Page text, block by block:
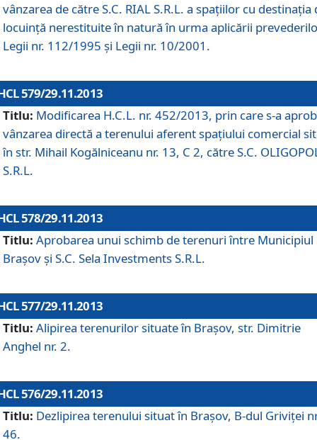
vânzarea de către S.C. RIAL S.R.L. a spaţiilor cu destinaţia
locuinţă nerestituite în natură în urma aplicării
Legii nr. 112/1995 şi Legii nr. 10/2001.
579/29.11.2013
Titlu: Modificarea H.C.L. nr. 452/2013, prin care s-a
vânzarea directă a terenului aferent spaţiului comercial
în str. Mihail Kogălniceanu nr. 13, C 2, către S.C.
S.R.L.
578/29.11.2013
Titlu: Aprobarea unui schimb de terenuri între Municipiul
Braşov şi S.C. Sela Investments S.R.L.
577/29.11.2013
Titlu: Alipirea terenurilor situate în Braşov, str. Dimitrie
Anghel nr. 2.
576/29.11.2013
Titlu: Dezlipirea terenului situat în Braşov, B-dul Griviţei
46.